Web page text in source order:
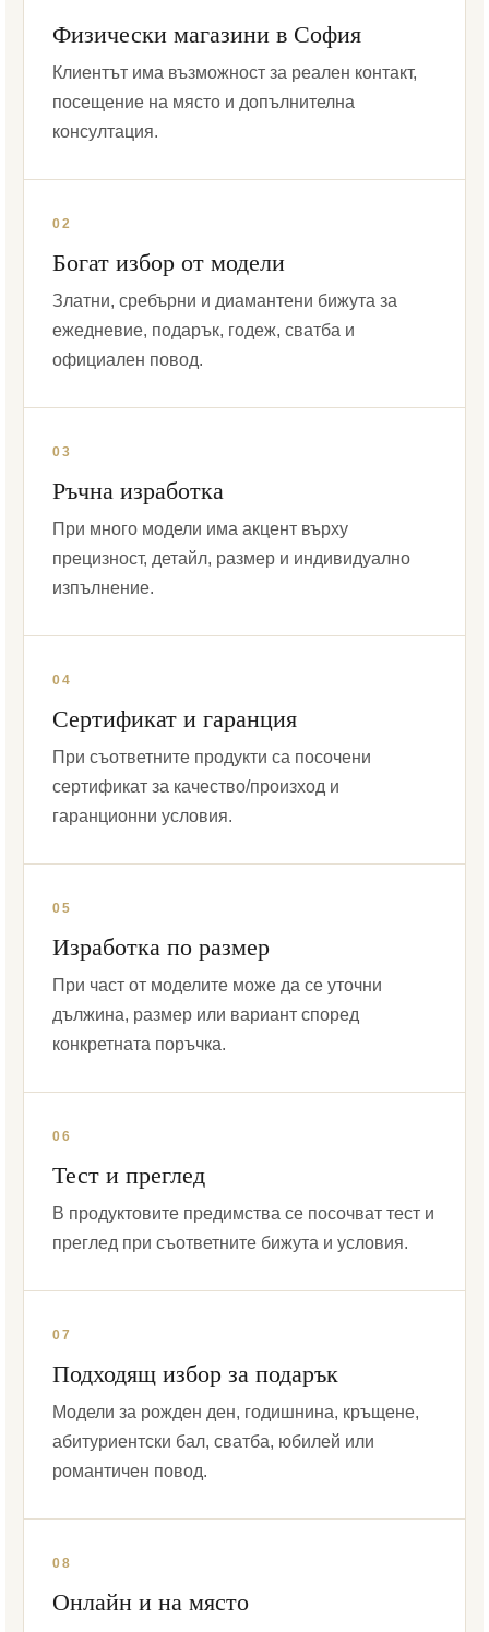
Физически магазини в София
Клиентът има възможност за реален контакт,
посещение на място и допълнителна
консултация.
02
Богат избор от модели
Златни, сребърни и диамантени бижута за
ежедневие, подарък, годеж, сватба и
официален повод.
03
Ръчна изработка
При много модели има акцент върху
прецизност, детайл, размер и индивидуално
изпълнение.
04
Сертификат и гаранция
При съответните продукти са посочени
сертификат за качество/произход и
гаранционни условия.
05
Изработка по размер
При част от моделите може да се уточни
дължина, размер или вариант според
конкретната поръчка.
06
Тест и преглед
В продуктовите предимства се посочват тест и
преглед при съответните бижута и условия.
07
Подходящ избор за подарък
Модели за рожден ден, годишнина, кръщене,
абитуриентски бал, сватба, юбилей или
романтичен повод.
08
Онлайн и на място